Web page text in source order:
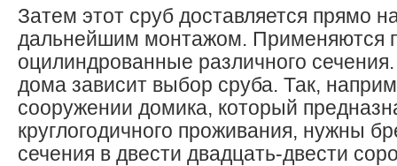
Затем этот сруб доставляется прямо
дальнейшим монтажом. Применяются
оцилиндрованные различного
дома зависит выбор сруба. Так,
сооружении домика, который
круглогодичного проживания, нужны
сечения в двести двадцать-двести